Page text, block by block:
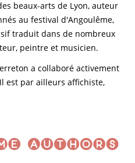
beaux-arts de Lyon, auteur
au festival d'Angoulême,
traduit dans de nombreux
peintre et musicien.
a collaboré activement
est par ailleurs affichiste,